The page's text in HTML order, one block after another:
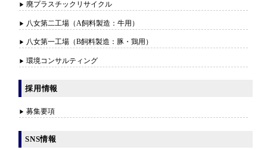
廃プラスチックリサイクル
八女第二工場（A飼料製造：牛用）
八女第一工場（B飼料製造：豚・鶏用）
環境コンサルティング
採用情報
募集要項
SNS情報